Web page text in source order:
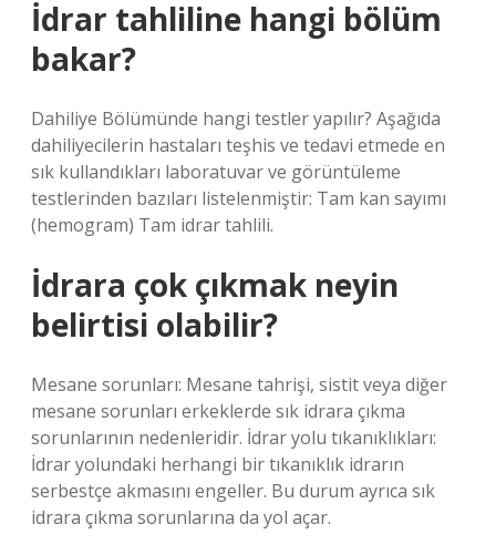
İdrar tahliline hangi bölüm
bakar?
Dahiliye Bölümünde hangi testler yapılır? Aşağıda
dahiliyecilerin hastaları teşhis ve tedavi etmede en
sık kullandıkları laboratuvar ve görüntüleme
testlerinden bazıları listelenmiştir: Tam kan sayımı
(hemogram) Tam idrar tahlili.
İdrara çok çıkmak neyin
belirtisi olabilir?
Mesane sorunları: Mesane tahrişi, sistit veya diğer
mesane sorunları erkeklerde sık idrara çıkma
sorunlarının nedenleridir. İdrar yolu tıkanıklıkları:
İdrar yolundaki herhangi bir tıkanıklık idrarın
serbestçe akmasını engeller. Bu durum ayrıca sık
idrara çıkma sorunlarına da yol açar.